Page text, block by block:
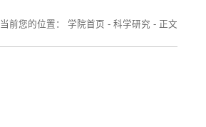
当前您的位置： 学院首页 - 科学研究 - 正文